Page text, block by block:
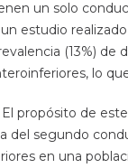
un solo
estudio
(13%) de
lo
El propósito de
del segundo
en una